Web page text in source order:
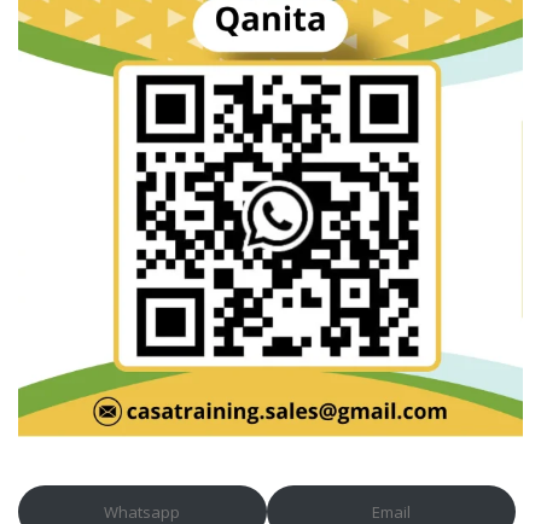
Whatsapp Email